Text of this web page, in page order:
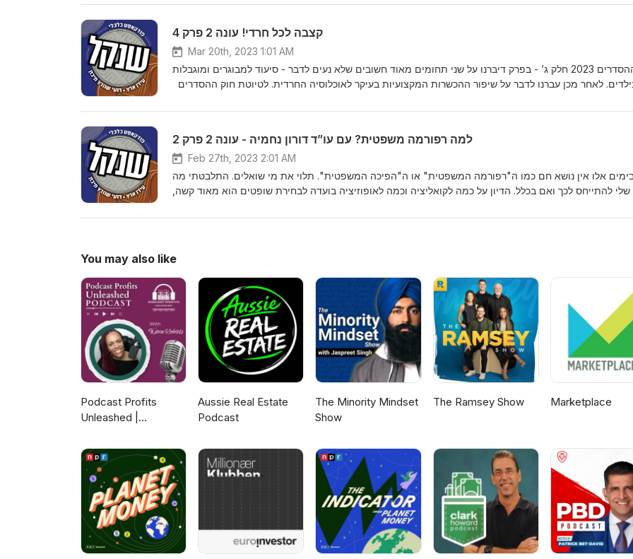
הכי עדכנית של החוק.
קצבה לכל חרדי! עונה 2 פרק 4
Mar 20th, 2023 1:01 AM
חוק ההסדרים 2023 חלק ג’ - בפרק דיברנו על שני תחומים מאוד חשובים שלא נעים לדבר - סיעוד למבוגרים ומוגבלות
לאחר מכן עברנו לדבר על שיפור ההכשרות המקצועיות בעיקר לאוכלוסיה החרדית. לטיוטת חוק ההסדרים
רלוונטי לגרסא הכי עדכנית של החוק.
למה רפורמה משפטית? עם עו”ד דורון נחמיה - עונה 2 פרק 2
Feb 27th, 2023 2:01 AM
אלו אין נושא חם כמו ה"רפורמה המשפטית" או ה"הפיכה המשפטית". תלוי את מי שואלים. התלבטתי מה
שלי להתייחס לכך ואם בכלל. הדיון על כמה לקואליציה וכמה לאופוזיציה בועדה לבחירת שופטים הוא מאוד קשה,
רפורמה?". לכן הזמנתי את דורון נחמיה שהוא עו"ד וחבר, שמדבר כבר שנים על הצורך בשינוי במערכת המשפט
You may also like
Podcast Profits
Unleashed |
Client Acquisition
Aussie Real Estate
Podcast
The Minority Mindset
Show
The Ramsey Show Marketplace